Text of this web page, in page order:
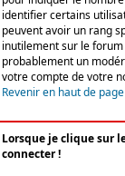
identifier certains
peuvent avoir un rang
inutilement sur le
probablement un
votre compte de votre
Revenir en haut de page
Lorsque je clique sur
connecter !